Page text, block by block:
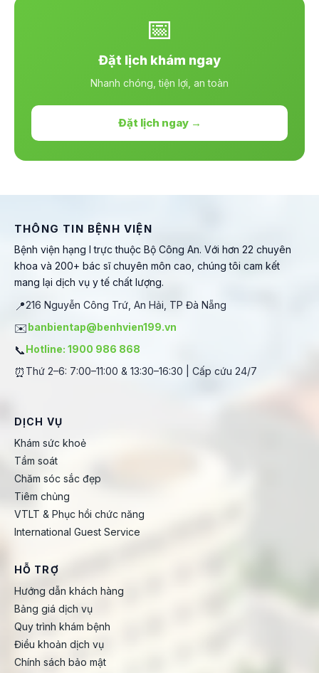
📅
Đặt lịch khám ngay
Nhanh chóng, tiện lợi, an toàn
Đặt lịch ngay →
THÔNG TIN BỆNH VIỆN
Bệnh viện hạng I trực thuộc Bộ Công An. Với hơn 22 chuyên
khoa và 200+ bác sĩ chuyên môn cao, chúng tôi cam kết
mang lại dịch vụ y tế chất lượng.
📍216 Nguyễn Công Trứ, An Hải, TP Đà Nẵng
✉️banbientap@benhvien199.vn
📞Hotline: 1900 986 868
⏰ Thứ 2–6: 7:00–11:00 & 13:30–16:30 | Cấp cứu 24/7
DỊCH VỤ
Khám sức khoẻ
Tầm soát
Chăm sóc sắc đẹp
Tiêm chủng
VTLT & Phục hồi chức năng
International Guest Service
HỖ TRỢ
Hướng dẫn khách hàng
Bảng giá dịch vụ
Quy trình khám bệnh
Điều khoản dịch vụ
Chính sách bảo mật